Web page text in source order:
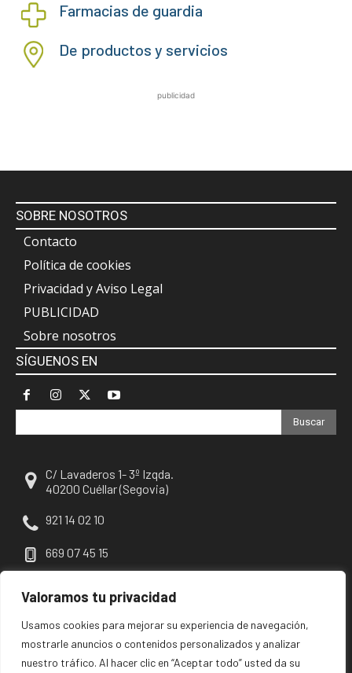
Valoramos tu privacidad
Usamos cookies para mejorar su experiencia de navegación,
mostrarle anuncios o contenidos personalizados y analizar
nuestro tráfico. Al hacer clic en “Aceptar todo” usted da su
Farmacias de guardia
De productos y servicios
publicidad
SOBRE NOSOTROS
Contacto
Política de cookies
Privacidad y Aviso Legal
PUBLICIDAD
Sobre nosotros
SÍGUENOS EN
Buscar
C/ Lavaderos 1- 3º Izqda.
40200 Cuéllar (Segovia)
921 14 02 10
669 07 45 15